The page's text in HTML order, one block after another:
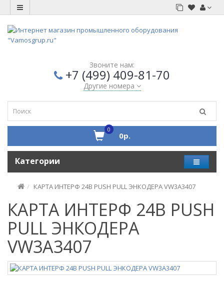
Звоните нам:
+7 (499) 409-81-70
Другие номера
0
0р.
Категории
КАРТА ИНТЕРФ 24В PUSH PULL ЭНКОДЕРА VW3A3407
КАРТА ИНТЕРФ 24В PUSH
PULL ЭНКОДЕРА
VW3A3407